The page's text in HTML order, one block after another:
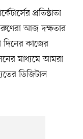
প্রতিষ্ঠাতা
আজ দক্ষতার
দিনের কাজের
মাধ্যমে আমরা
ডিজিটাল